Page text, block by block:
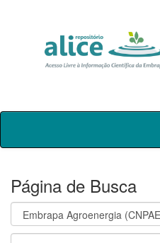
Skip
Página de Busca